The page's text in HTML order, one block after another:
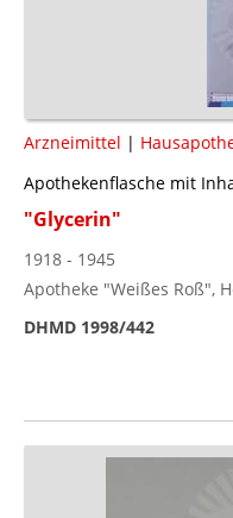
Arzneimittel |
Apothekenflasche mit
"Glycerin"
1918 - 1945
Apotheke "Weißes Roß",
DHMD 1998/442